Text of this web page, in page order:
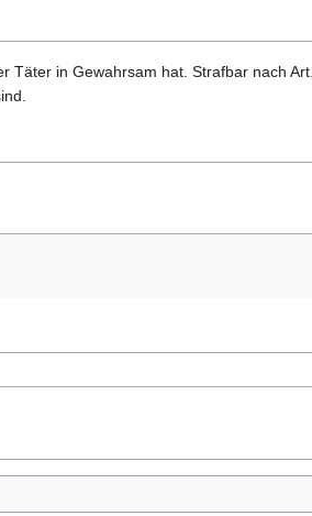
Täter in Gewahrsam hat. Strafbar nach